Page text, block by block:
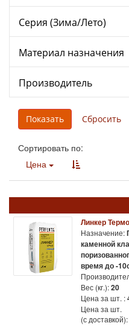
Серия (Зима/Лето)
Материал назначения
Производитель
Сортировать по:
Цена
Линкер
Назначение:
каменной
время до -
Вес (кг.):20
Цена за шт. :
Цена за шт.
(с доставкой):